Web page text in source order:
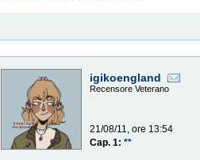
igikoengland
Recensore Veterano
21/08/11, ore 13:54
Cap. 1:**